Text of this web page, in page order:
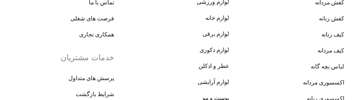
کفش مردانه
کفش زنانه
کیف زنانه
کیف مردانه
لباس بچه گانه
اکسسوری مردانه
اکسسوری زنانه
لوازم ورزشی
لوازم خانه
لوازم برقی
لوازم دکوری
عطر و ادکلن
لوازم آرایشی
پوست و مو
تماس با ما
فرصت های شغلی
همکاری تجاری
خدمات مشتریان
پرسش های متداول
شرایط بازگشت